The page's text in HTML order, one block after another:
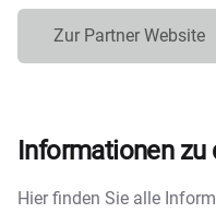
Zur Partner Website
Informationen
Hier finden Sie alle